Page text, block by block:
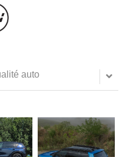
auto
LA BOUTIQUE
DE BLOG